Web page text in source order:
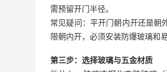
需预留开门半径。
常见疑问：平开门朝内开还是
限朝内开，必须安装防爆玻璃和
第三步：选择玻璃与五金材质